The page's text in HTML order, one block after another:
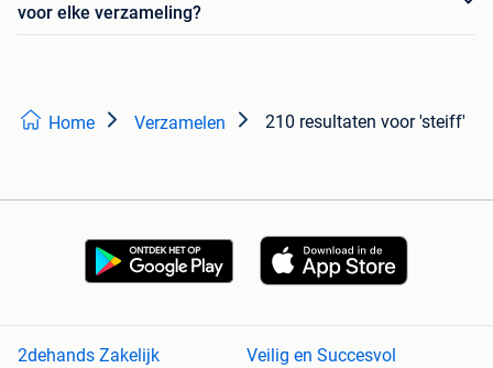
voor elke verzameling?
Home Verzamelen 210 resultaten voor 'steiff'
2dehands Zakelijk
Veilig en Succesvol